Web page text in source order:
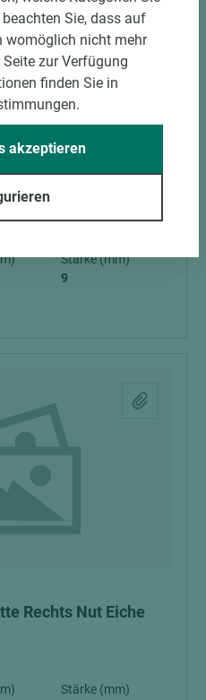
Stärke (mm)
9
Rechts Nut Eiche
Stärke (mm)
Sie, dass auf
womöglich nicht mehr
zur Verfügung
finden Sie in
akzeptieren